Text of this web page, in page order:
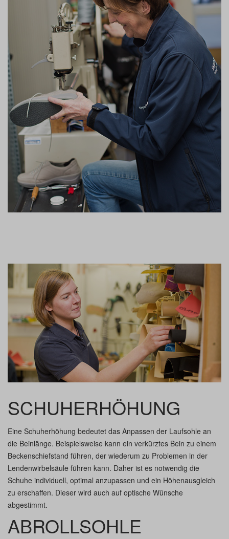
SCHUHERHÖHUNG
Eine Schuherhöhung bedeutet das Anpassen der Laufsohle an
die Beinlänge. Beispielsweise kann ein verkürztes Bein zu einem
Beckenschiefstand führen, der wiederum zu Problemen in der
Lendenwirbelsäule führen kann. Daher ist es notwendig die
Schuhe individuell, optimal anzupassen und ein Höhenausgleich
zu erschaffen. Dieser wird auch auf optische Wünsche
abgestimmt.
ABROLLSOHLE